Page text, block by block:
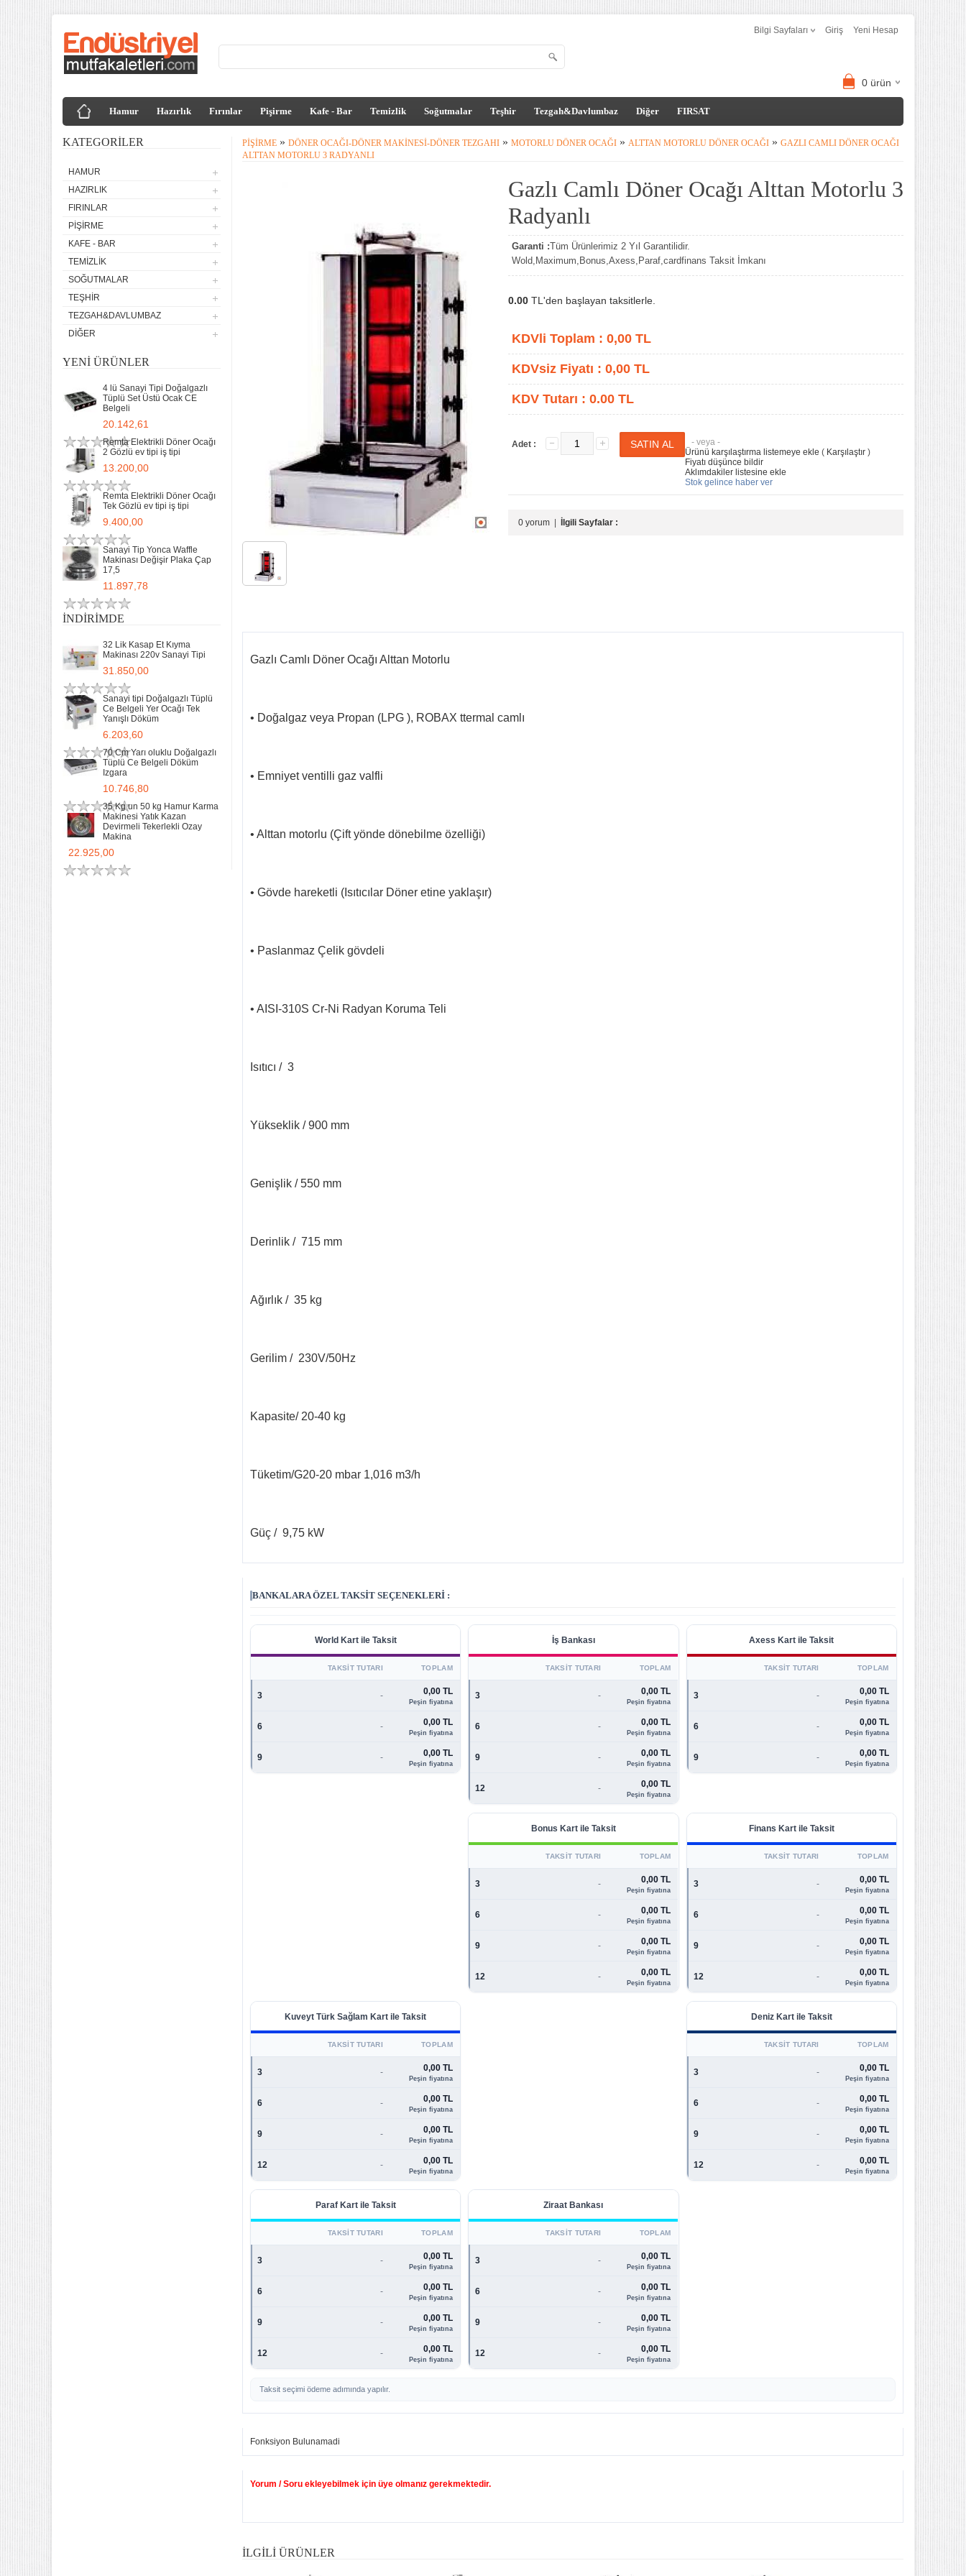
Bilgi Sayfaları Giriş Yeni Hesap
0 ürün
Hamur Hazırlık Fırınlar Pişirme Kafe - Bar Temizlik Soğutmalar Teşhir Tezgah&Davlumbaz Diğer FIRSAT
KATEGORILER
HAMUR
HAZIRLIK
FIRINLAR
PIŞIRME
KAFE - BAR
TEMIZLIK
SOĞUTMALAR
TEŞHIR
TEZGAH&DAVLUMBAZ
DIĞER
YENI ÜRÜNLER
4 lü Sanayi Tipi Doğalgazlı
Tüplü Set Üstü Ocak CE
Belgeli
20.142,61
Remta Elektrikli Döner Ocağı
2 Gözlü ev tipi iş tipi
13.200,00
Remta Elektrikli Döner Ocağı
Tek Gözlü ev tipi iş tipi
9.400,00
Sanayi Tip Yonca Waffle
Makinası Değişir Plaka Çap
17,5
11.897,78
İNDIRIMDE
32 Lik Kasap Et Kıyma
Makinası 220v Sanayi Tipi
31.850,00
Sanayi tipi Doğalgazlı Tüplü
Ce Belgeli Yer Ocağı Tek
Yanışlı Döküm
6.203,60
70 Cm Yarı oluklu Doğalgazlı
Tüplü Ce Belgeli Döküm
Izgara
10.746,80
35 Kg un 50 kg Hamur Karma
Makinesi Yatık Kazan
Devirmeli Tekerlekli Ozay
Makina
22.925,00
PIŞIRME » DÖNER OCAĞI-DÖNER MAKINESI-DÖNER TEZGAHI » MOTORLU DÖNER OCAĞI » ALTTAN MOTORLU DÖNER OCAĞI » GAZLI CAMLI DÖNER OCAĞI
ALTTAN MOTORLU 3 RADYANLI
Gazlı Camlı Döner Ocağı Alttan Motorlu 3
Radyanlı
Garanti :Tüm Ürünlerimiz 2 Yıl Garantilidir.
Wold,Maximum,Bonus,Axess,Paraf,cardfinans Taksit İmkanı
0.00 TL'den başlayan taksitlerle.
KDVli Toplam : 0,00 TL
KDVsiz Fiyatı : 0,00 TL
KDV Tutarı : 0.00 TL
Adet :
- veya -
Ürünü karşılaştırma listemeye ekle ( Karşılaştır )
Fiyatı düşünce bildir
Aklımdakiler listesine ekle
Stok gelince haber ver
0 yorum İlgili Sayfalar :
Gazlı Camlı Döner Ocağı Alttan Motorlu
• Doğalgaz veya Propan (LPG ), ROBAX ttermal camlı
• Emniyet ventilli gaz valfli
• Alttan motorlu (Çift yönde dönebilme özelliği)
• Gövde hareketli (Isıtıcılar Döner etine yaklaşır)
• Paslanmaz Çelik gövdeli
• AISI-310S Cr-Ni Radyan Koruma Teli
Isıtıcı / 3
Yükseklik / 900 mm
Genişlik / 550 mm
Derinlik / 715 mm
Ağırlık / 35 kg
Gerilim / 230V/50Hz
Kapasite/ 20-40 kg
Tüketim/G20-20 mbar 1,016 m3/h
Güç / 9,75 kW
BANKALARA ÖZEL TAKSIT SEÇENEKLERI :
World Kart ile Taksit
TAKSIT TUTARI TOPLAM
3 - 0,00 TL
Peşin fiyatına
6 - 0,00 TL
Peşin fiyatına
9 - 0,00 TL
Peşin fiyatına
İş Bankası
TAKSIT TUTARI TOPLAM
3 - 0,00 TL
Peşin fiyatına
6 - 0,00 TL
Peşin fiyatına
9 - 0,00 TL
Peşin fiyatına
12 - 0,00 TL
Peşin fiyatına
Axess Kart ile Taksit
TAKSIT TUTARI TOPLAM
3 - 0,00 TL
Peşin fiyatına
6 - 0,00 TL
Peşin fiyatına
9 - 0,00 TL
Peşin fiyatına
Bonus Kart ile Taksit
TAKSIT TUTARI TOPLAM
3 - 0,00 TL
Peşin fiyatına
6 - 0,00 TL
Peşin fiyatına
9 - 0,00 TL
Peşin fiyatına
12 - 0,00 TL
Peşin fiyatına
Finans Kart ile Taksit
TAKSIT TUTARI TOPLAM
3 - 0,00 TL
Peşin fiyatına
6 - 0,00 TL
Peşin fiyatına
9 - 0,00 TL
Peşin fiyatına
12 - 0,00 TL
Peşin fiyatına
Kuveyt Türk Sağlam Kart ile Taksit
TAKSIT TUTARI TOPLAM
3 - 0,00 TL
Peşin fiyatına
6 - 0,00 TL
Peşin fiyatına
9 - 0,00 TL
Peşin fiyatına
12 - 0,00 TL
Peşin fiyatına
Deniz Kart ile Taksit
TAKSIT TUTARI TOPLAM
3 - 0,00 TL
Peşin fiyatına
6 - 0,00 TL
Peşin fiyatına
9 - 0,00 TL
Peşin fiyatına
12 - 0,00 TL
Peşin fiyatına
Paraf Kart ile Taksit
TAKSIT TUTARI TOPLAM
3 - 0,00 TL
Peşin fiyatına
6 - 0,00 TL
Peşin fiyatına
9 - 0,00 TL
Peşin fiyatına
12 - 0,00 TL
Peşin fiyatına
Ziraat Bankası
TAKSIT TUTARI TOPLAM
3 - 0,00 TL
Peşin fiyatına
6 - 0,00 TL
Peşin fiyatına
9 - 0,00 TL
Peşin fiyatına
12 - 0,00 TL
Peşin fiyatına
Taksit seçimi ödeme adımında yapılır.
Fonksiyon Bulunamadi
Yorum / Soru ekleyebilmek için üye olmanız gerekmektedir.
İLGILI ÜRÜNLER